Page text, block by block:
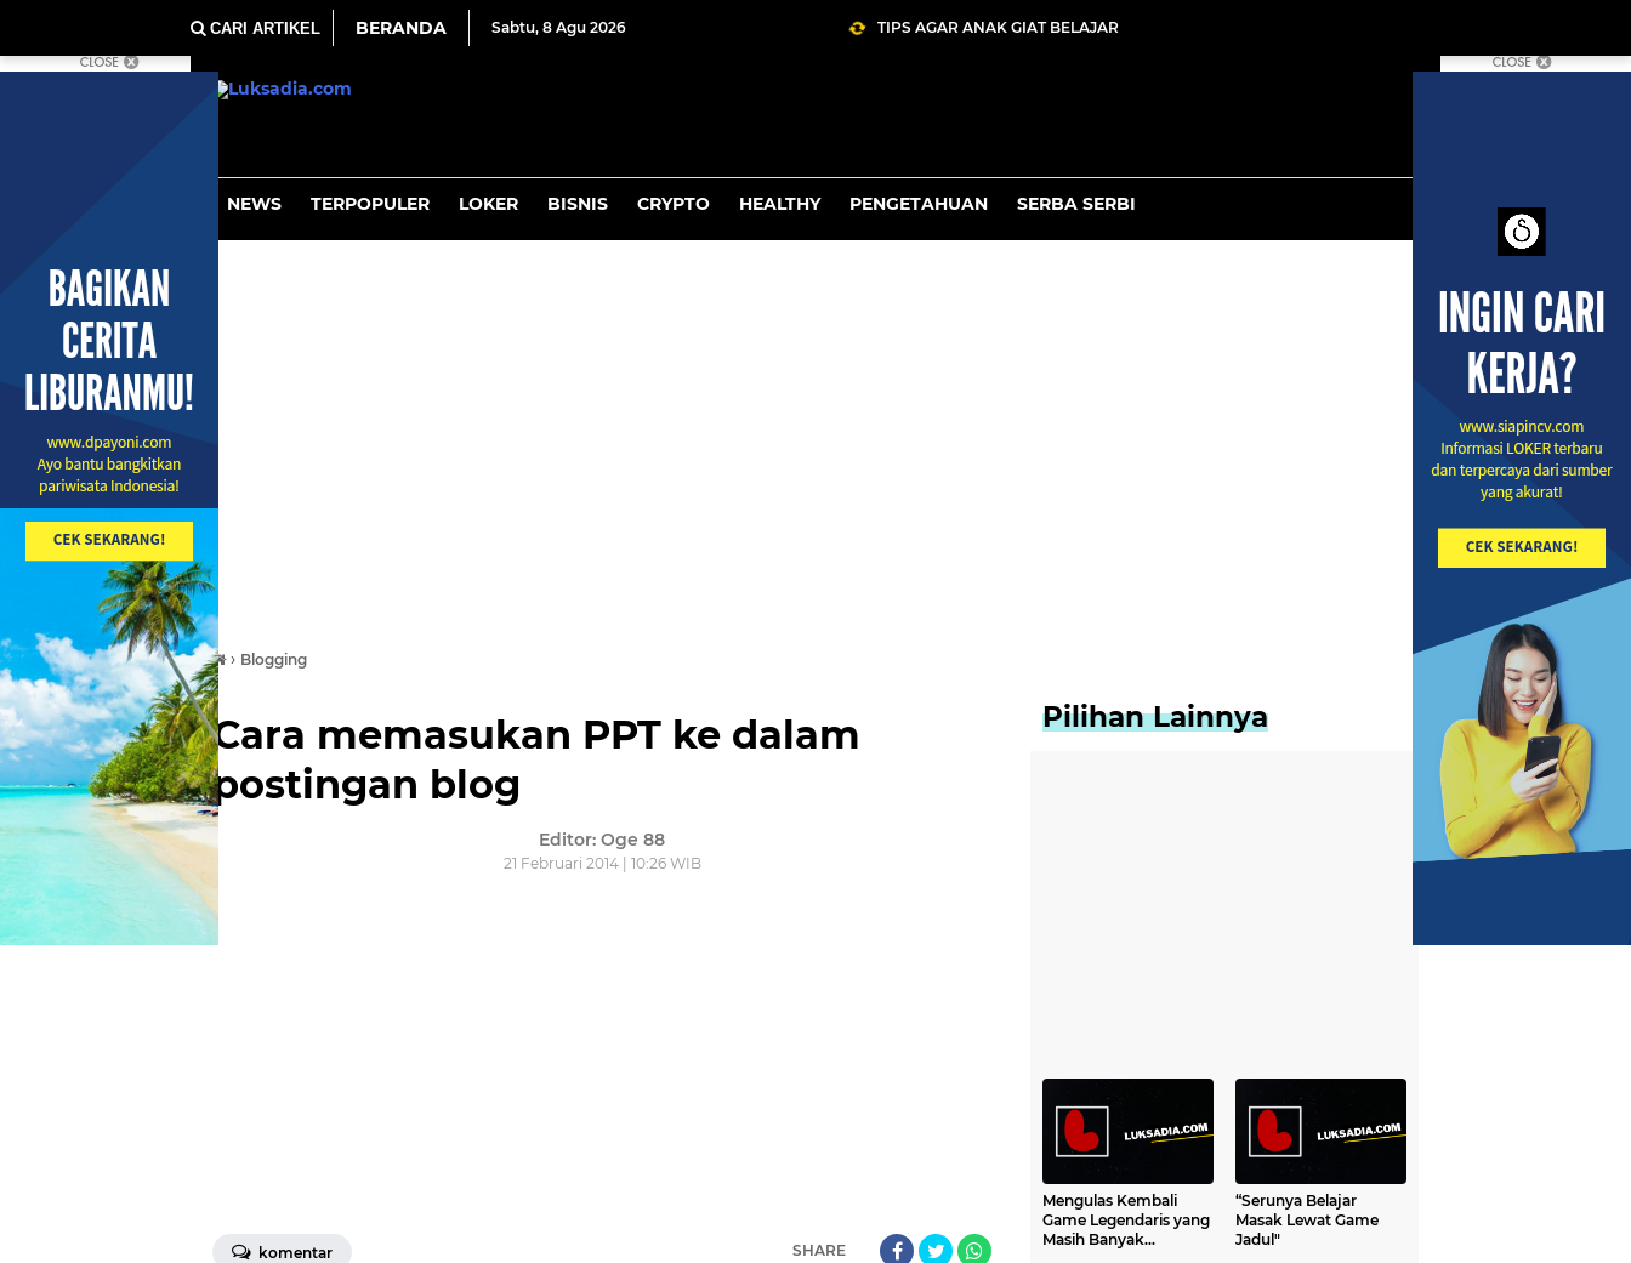
CARI ARTIKEL BERANDA Sabtu 8 Agu 2026
MENGENAL JENIS PLASTIK YANG ADA DI SEKITAR KITA
Problem Pendidikan di Indonesia
Cara Mengatasi Kantung Mata Panda, Cek ini!
NEWS TERPOPULER LOKER BISNIS CRYPTO HEALTHY PENGETAHUAN SERBA SERBI
› Blogging
Cara memasukan PPT ke dalam
postingan blog
Editor: Oge 88
21 Februari 2014 | 10:26 WIB
komentar SHARE
Pilihan Lainnya
Mengulas Kembali
Game Legendaris yang
Masih Banyak
“Serunya Belajar
Masak Lewat Game
Jadul"